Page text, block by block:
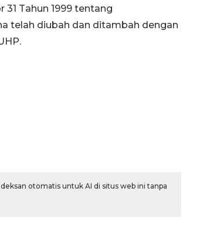
31 Tahun 1999 tentang
telah diubah dan ditambah dengan
otomatis untuk AI di situs web ini tanpa